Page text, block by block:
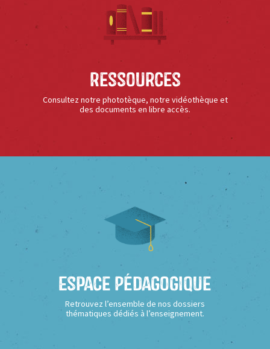
Ressources
Consultez notre phototèque, notre vidéothèque et
des documents en libre accès.
Espace Pédagogique
Retrouvez l’ensemble de nos dossiers
thématiques dédiés à l’enseignement.